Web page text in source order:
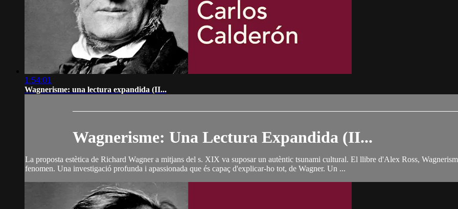
1:54:01
Wagnerisme: una lectura expandida (II...
Wagnerisme: Una Lectura Expandida (II...
La proposta estètica de Richard Wagner a mitjans del s. XIX va suposar un autèntic tsunami cultural. El llibre d'Alex Ross,
fenomen. Una investigació profunda i apassionada que és capaç d'explicar-ho tot, de Wagner. Un ...